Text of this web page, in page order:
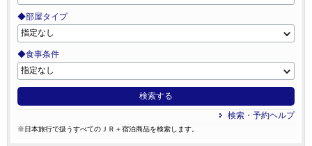
◆部屋タイプ
◆食事条件
検索する
検索・予約ヘルプ
※日本旅行で扱うすべてのＪＲ＋宿泊商品を検索します。